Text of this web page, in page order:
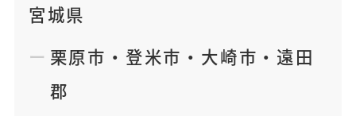
宮城県
栗原市 ・ 登米市 ・ 大崎市 ・ 遠田
郡